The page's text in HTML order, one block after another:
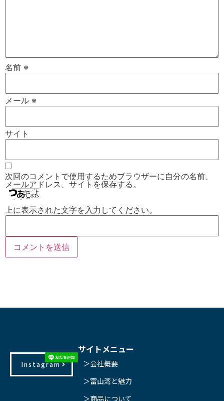
名前 ※
メール ※
サイト
次回のコメントで使用するためブラウザーに自分の名前、
メールアドレス、サイトを保存する。
上に表示された文字を入力してください。
Instagram
サイトメニュー
＞会社概要
＞富山湾と魅力
＞商品について